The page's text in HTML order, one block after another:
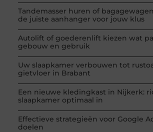
Tandemasser huren of
de juiste aanhanger voor jouw klus
Autolift of goederenlift kiezen wat
gebouw en gebruik
Uw slaapkamer verbouwen tot
gietvloer in Brabant
Een nieuwe kledingkast in Nijkerk:
slaapkamer optimaal in
Effectieve strategieën voor Google
doelen